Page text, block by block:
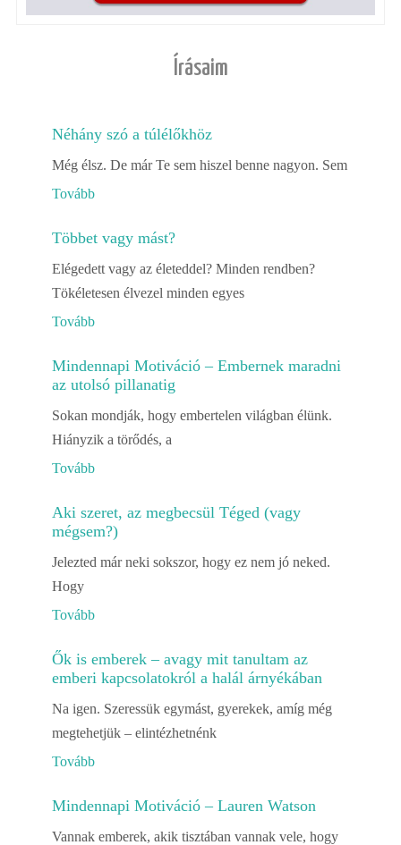
Írásaim
Néhány szó a túlélőkhöz
Még élsz. De már Te sem hiszel benne nagyon. Sem
Tovább
Többet vagy mást?
Elégedett vagy az életeddel? Minden rendben?
Tökéletesen élvezel minden egyes
Tovább
Mindennapi Motiváció – Embernek maradni
az utolsó pillanatig
Sokan mondják, hogy embertelen világban élünk.
Hiányzik a törődés, a
Tovább
Aki szeret, az megbecsül Téged (vagy
mégsem?)
Jelezted már neki sokszor, hogy ez nem jó neked.
Hogy
Tovább
Ők is emberek – avagy mit tanultam az
emberi kapcsolatokról a halál árnyékában
Na igen. Szeressük egymást, gyerekek, amíg még
megtehetjük – elintézhetnénk
Tovább
Mindennapi Motiváció – Lauren Watson
Vannak emberek, akik tisztában vannak vele, hogy